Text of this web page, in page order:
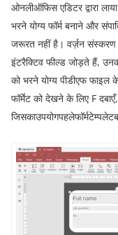
ओनलीऑफिस एडिटर द्वारा
भरने योग्य फॉर्म बनाने और
जरूरत नहीं है। वर्ज़न संस्करण
इंटरैक्टिव फील्ड जोड़ते हैं,
को भरने योग्य पीडीएफ
फॉर्मेट को देखने के लिएF दबाएँ,